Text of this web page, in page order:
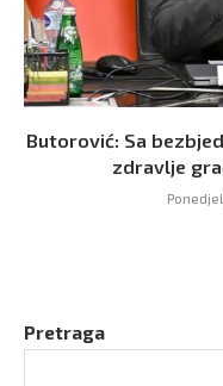
Butorović: Sa
zdravlje
Pretraga